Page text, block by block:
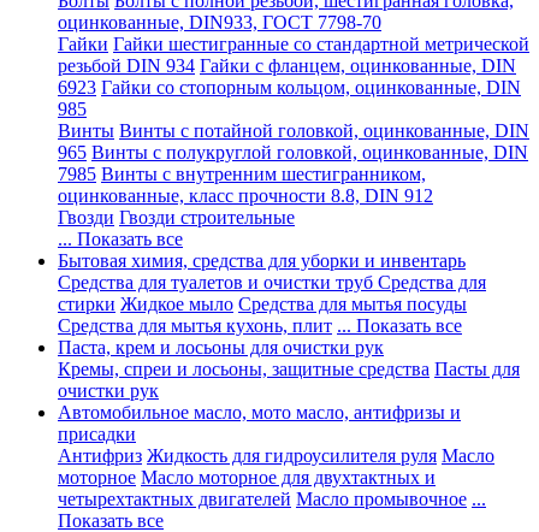
оцинкованные, DIN933, ГОСТ 7798-70
Гайки Гайки шестигранные со стандартной метрической
резьбой DIN 934 Гайки с фланцем, оцинкованные, DIN
6923 Гайки со стопорным кольцом, оцинкованные, DIN
985
Винты Винты с потайной головкой, оцинкованные, DIN
965 Винты с полукруглой головкой, оцинкованные, DIN
7985 Винты с внутренним шестигранником,
оцинкованные, класс прочности 8.8, DIN 912
Гвозди Гвозди строительные
... Показать все
Бытовая химия, средства для уборки и инвентарь
Средства для туалетов и очистки труб Средства для
стирки Жидкое мыло Средства для мытья посуды
Средства для мытья кухонь, плит ... Показать все
Паста, крем и лосьоны для очистки рук
Кремы, спреи и лосьоны, защитные средства Пасты для
очистки рук
Автомобильное масло, мото масло, антифризы и
присадки
Антифриз Жидкость для гидроусилителя руля Масло
моторное Масло моторное для двухтактных и
четырехтактных двигателей Масло промывочное ...
Показать все